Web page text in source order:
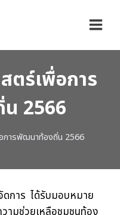
ตร์เพื่อการ
2566
การพัฒนาท้องถิ่น 2566
การ ได้รับมอบหมาย